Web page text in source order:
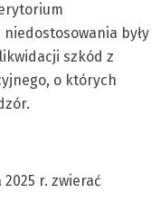
były
szkód z
o których
r. zwierać